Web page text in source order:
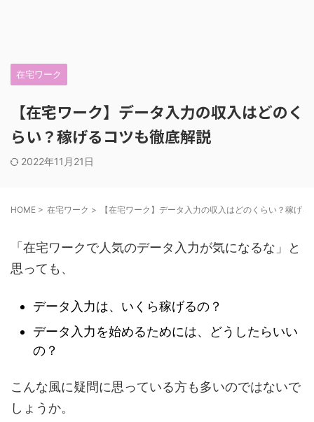
在宅ワーク
【在宅ワーク】データ入力の収入はどのく
らい？稼げるコツも徹底解説
2022年11月21日
HOME > 在宅ワーク > 【在宅ワーク】データ入力の収入はどのくらい？稼げ
「在宅ワークで人気のデータ入力が気になるな」と
思っても、
データ入力は、いくら稼げるの？
データ入力を始めるためには、どうしたらいい
の？
こんな風に疑問に思っている方も多いのではないで
しょうか。